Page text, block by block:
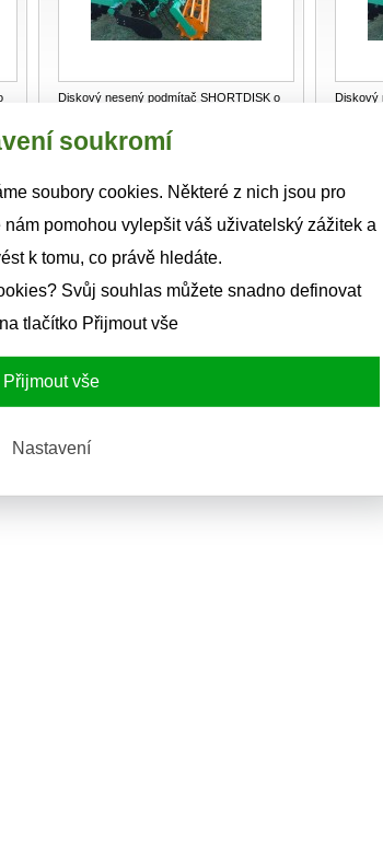
soukromí
soubory cookies. Některé z nich jsou pro
pomohou vylepšit váš uživatelský zážitek a
k tomu, co právě hledáte.
Svůj souhlas můžete snadno definovat
tlačítko Přijmout vše
Přijmout vše
Nastavení
Diskový nesený podmítač SHORTDISK o
...
Detail
Diskový
11 » »|